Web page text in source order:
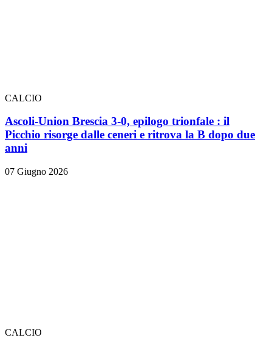
CALCIO
Ascoli-Union Brescia 3-0, epilogo trionfale : il
Picchio risorge dalle ceneri e ritrova la B dopo due
anni
07 Giugno 2026
CALCIO